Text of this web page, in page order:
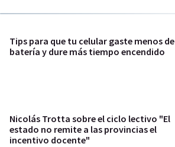
Tips para que tu celular gaste menos de
batería y dure más tiempo encendido
Nicolás Trotta sobre el ciclo lectivo "El
estado no remite a las provincias el
incentivo docente"